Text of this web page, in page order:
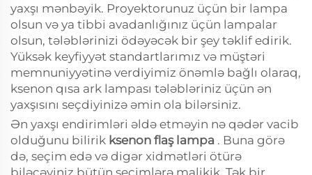
yaxşı mənbəyik. Proyektorunuz üçün bir lampa
olsun və ya tibbi avadanlığınız üçün lampalar
olsun, tələblərinizi ödəyəcək bir şey təklif edirik.
Yüksək keyfiyyət standartlarımız və müştəri
memnuniyyətinə verdiyimiz önəmlə bağlı olaraq,
ksenon qısa ark lampası tələbləriniz üçün ən
yaxşısını seçdiyinizə əmin ola bilərsiniz.
Ən yaxşı endirimləri əldə etməyin nə qədər vacib
olduğunu bilirik ksenon flaş lampa . Buna görə
də, seçim edə və digər xidmətləri ötürə
biləcəyiniz bütün seçimlərə malikik. Tək bir